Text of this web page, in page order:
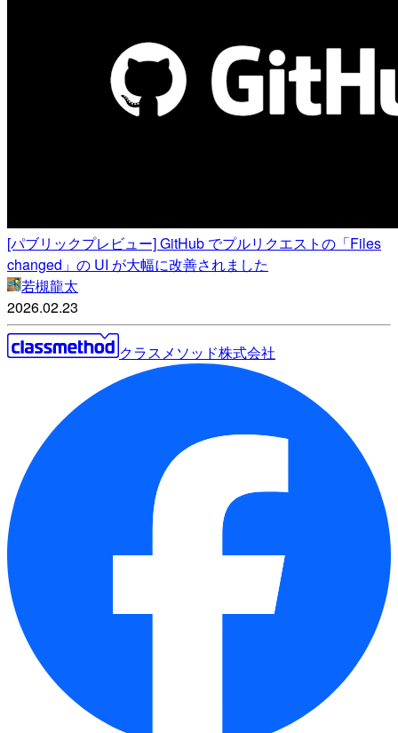
[パブリックプレビュー] GitHub でプルリクエストの「Files
changed」の UI が大幅に改善されました
若槻龍太
2026.02.23
クラスメソッド株式会社